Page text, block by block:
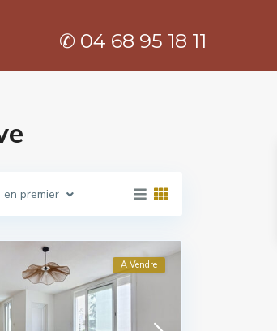
✆ 04 68 95 18 11
en premier
A Vendre